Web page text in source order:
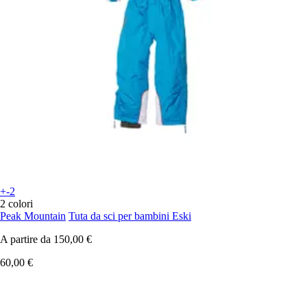
+-2
2 colori
Peak Mountain Tuta da sci per bambini Eski
A partire da 150,00 €
60,00 €